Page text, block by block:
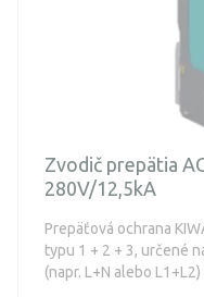
Zvodič prepätia
280V/12,5kA
Prepäťová ochrana
typu 1 + 2 + 3, určené
(napr. L+N alebo